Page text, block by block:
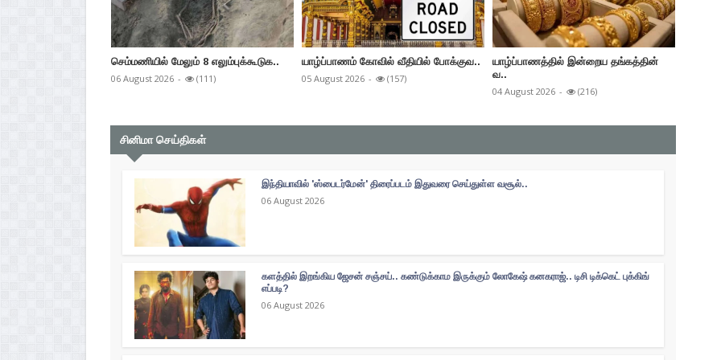
செம்மணியில் மேலும் 8 எலும்புக்கூடுக..
06 August 2026 - (111)
யாழ்ப்பாணம் கோவில் வீதியில் போக்குவ..
05 August 2026 - (157)
யாழ்ப்பாணத்தில் இன்றைய தங்கத்தின்
வ..
04 August 2026 - (216)
சினிமா செய்திகள்
இந்தியாவில் 'ஸ்பைடர்மேன்' திரைப்படம் இதுவரை செய்துள்ள வசூல்..
06 August 2026
களத்தில் இறங்கிய ஜேசன் சஞ்சய்.. கண்டுக்காம இருக்கும் லோகேஷ் கனகராஜ்.. டிசி டிக்கெட் புக்கிங்
எப்படி?
06 August 2026